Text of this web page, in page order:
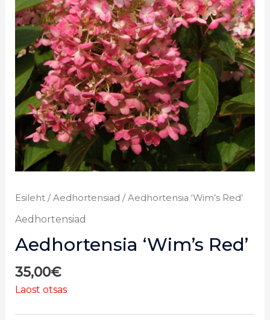
Esileht/Aedhortensiad / Aedhortensia ‘Wim’s Red’
Aedhortensiad
Aedhortensia ‘Wim’s Red’
35,00€
Laost otsas